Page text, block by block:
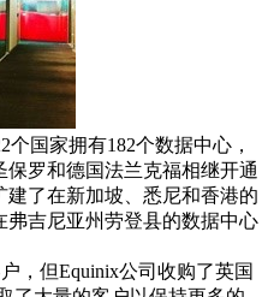
国家拥有182个数据中心，
罗和德国法兰克福相继开通
了在新加坡、悉尼和香港的
吉尼亚州劳登县的数据中心
，但Equinix公司收购了英国